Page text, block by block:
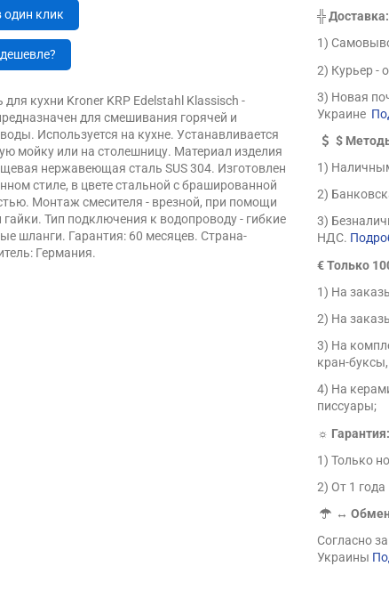
один клик
для кухни Kroner KRP Edelstahl Klassisch -
для смешивания горячей и
Используется на кухне. Устанавливается
мойку или на столешницу. Материал изделия
нержавеющая сталь SUS 304. Изготовлен
стиле, в цвете стальной с брашированной
Монтаж смесителя - врезной, при помощи
Тип подключения к водопроводу - гибкие
шланги. Гарантия: 60 месяцев. Страна-
Германия.
╬Доставка:
1)
2) Курьер -
3) Новая
Украине
$
1)
2)
3)
НДС.
€ Только
1) На
2) На
3) На
кран-
4) На
писсуары;
☼ Гарантия:
1) Только
2) От 1 года
↔
Согласно
Украины